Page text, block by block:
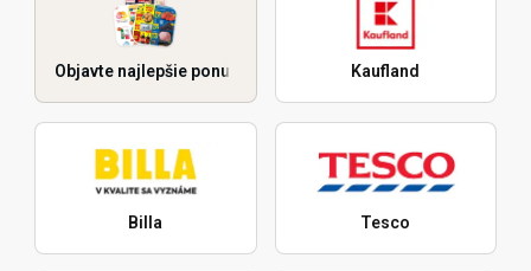
Objavte najlepšie ponuky Kaufland
Billa Tesco